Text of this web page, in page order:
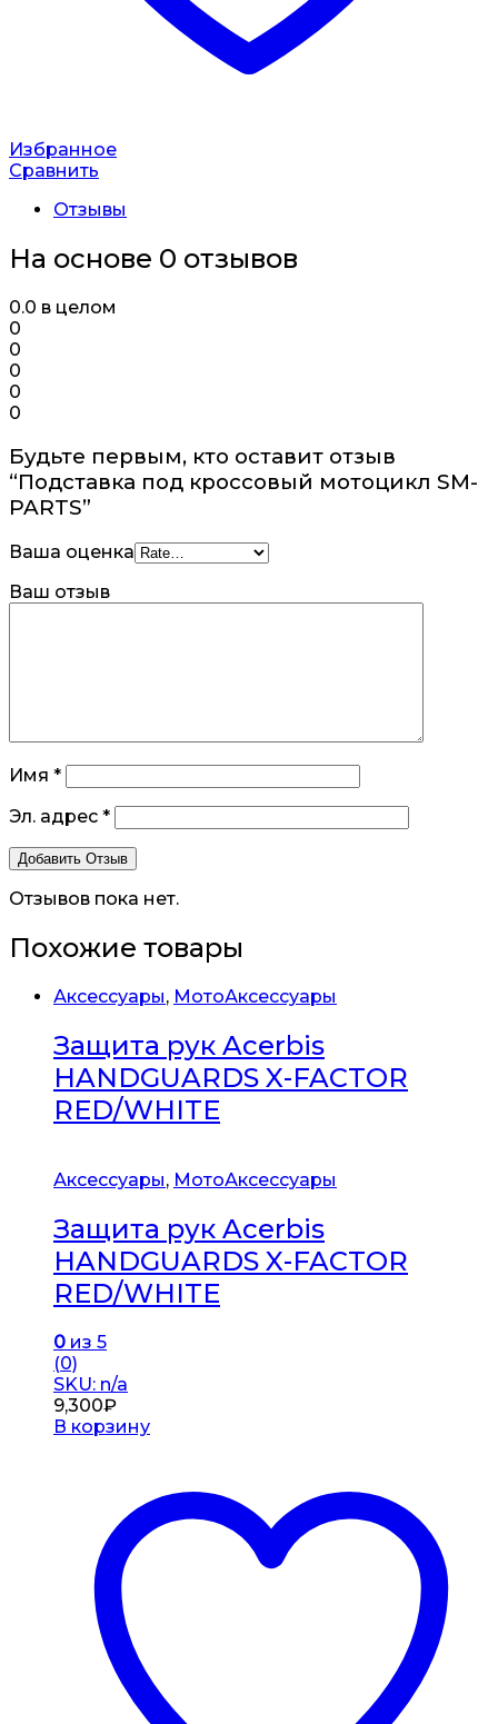
Избранное
Сравнить
Отзывы
На основе 0 отзывов
0.0 в целом
0
0
0
0
0
Будьте первым, кто оставит отзыв
“Подставка под кроссовый мотоцикл SM-
PARTS”
Ваша оценка
Ваш отзыв
Имя *
Эл. адрес *
Отзывов пока нет.
Похожие товары
Аксессуары, МотоАксессуары
Защита рук Acerbis
HANDGUARDS X-FACTOR
RED/WHITE
Аксессуары, МотоАксессуары
Защита рук Acerbis
HANDGUARDS X-FACTOR
RED/WHITE
0 из 5
(0)
SKU: n/a
9,300₽
В корзину